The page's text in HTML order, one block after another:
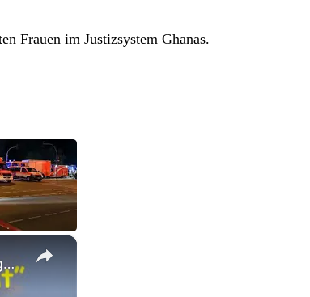
Frauen im Justizsystem Ghanas.
×
Stellungnahme schreiben: z.B. Pattie Wigand, Montagmorgen ... - "Gut gewollt" - auch "gut gemacht"?